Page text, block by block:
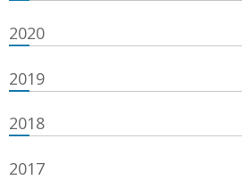
2020
2019
2018
2017